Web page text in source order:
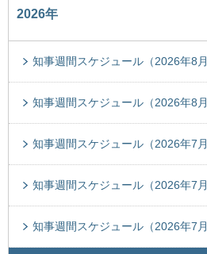
2026年
知事週間スケジュール（2026年8
知事週間スケジュール（2026年8
知事週間スケジュール（2026年7
知事週間スケジュール（2026年7
知事週間スケジュール（2026年7